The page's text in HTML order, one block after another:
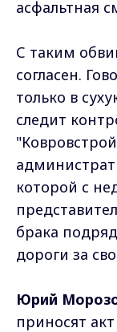
асфальтная
С таким
согласен.
только в
следит
которой с
брака
дороги за
Юрий
приносят